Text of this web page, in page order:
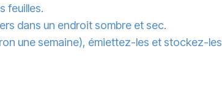
feuilles.
dans un endroit sombre et sec.
une semaine), émiettez-les et stockez-